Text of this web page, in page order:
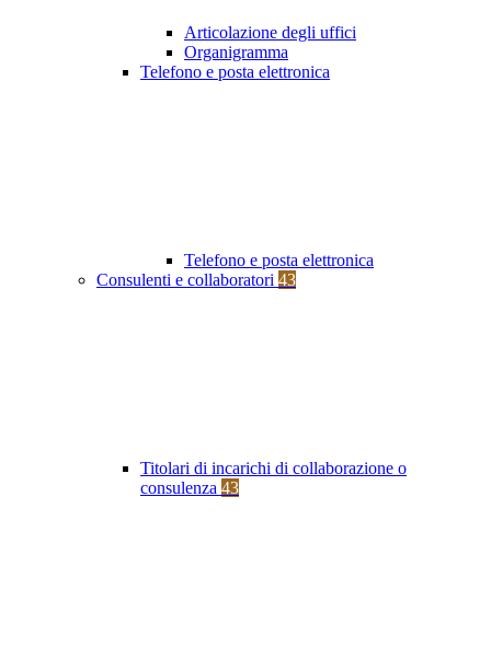
Articolazione degli uffici
Organigramma
Telefono e posta elettronica
Telefono e posta elettronica
Consulenti e collaboratori 43
Titolari di incarichi di collaborazione o
consulenza 43